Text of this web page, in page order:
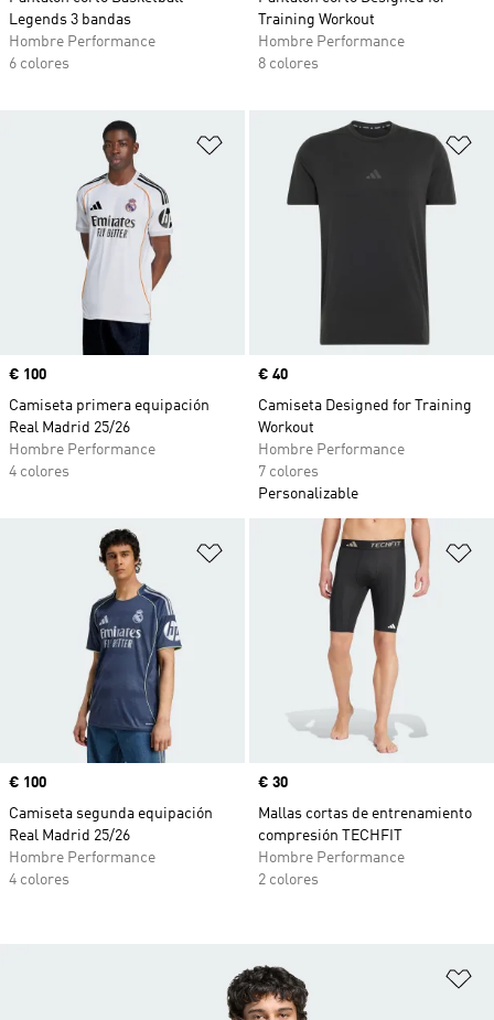
Legends 3 bandas
Hombre Performance
6 colores
Training Workout
Hombre Performance
8 colores
Añadir a la lista de deseos
Precio
€ 100
Camiseta primera equipación
Real Madrid 25/26
Hombre Performance
4 colores
Precio
€ 40
Camiseta Designed for Training
Workout
Hombre Performance
7 colores
Personalizable
Añadir a la lista de deseos
Precio
€ 100
Camiseta segunda equipación
Real Madrid 25/26
Hombre Performance
4 colores
Precio
€ 30
Mallas cortas de entrenamiento
compresión TECHFIT
Hombre Performance
2 colores